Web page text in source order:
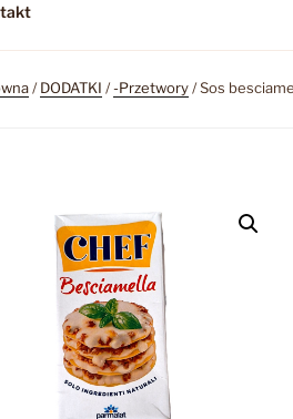
/DODATKI /-Przetwory/ Sos